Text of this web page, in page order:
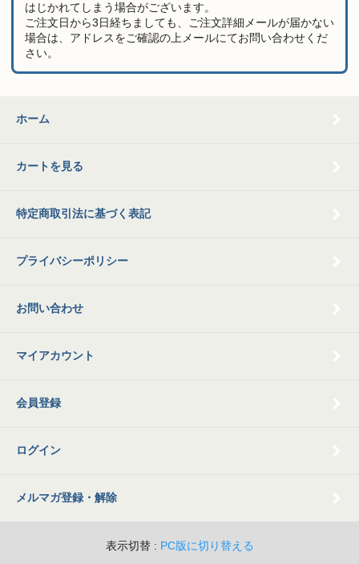
はじかれてしまう場合がございます。
ご注文日から3日経ちましても、ご注文詳細メールが届かない
場合は、アドレスをご確認の上メールにてお問い合わせくだ
さい。
ホーム
カートを見る
特定商取引法に基づく表記
プライバシーポリシー
お問い合わせ
マイアカウント
会員登録
ログイン
メルマガ登録・解除
表示切替 : PC版に切り替える